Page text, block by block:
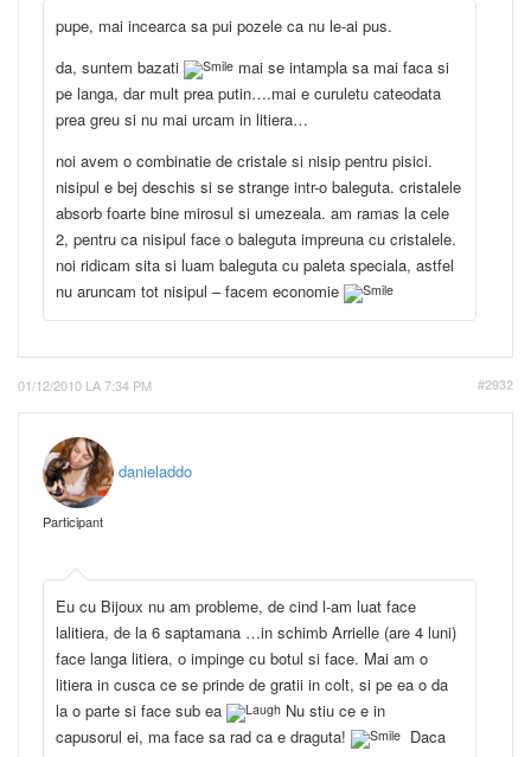
pupe, mai incearca sa pui pozele ca nu le-ai pus.
da, suntem bazati
mai se intampla sa mai faca si
pe langa, dar mult prea putin….mai e curuletu cateodata
prea greu si nu mai urcam in litiera…
noi avem o combinatie de cristale si nisip pentru pisici.
nisipul e bej deschis si se strange intr-o baleguta. cristalele
absorb foarte bine mirosul si umezeala. am ramas la cele
2, pentru ca nisipul face o baleguta impreuna cu cristalele.
noi ridicam sita si luam baleguta cu paleta speciala, astfel
nu aruncam tot nisipul – facem economie
01/12/2010 LA 7:34 PM #2932
danieladdo
Participant
Eu cu Bijoux nu am probleme, de cind l-am luat face
lalitiera, de la 6 saptamana …in schimb Arrielle (are 4 luni)
face langa litiera, o impinge cu botul si face. Mai am o
litiera in cusca ce se prinde de gratii in colt, si pe ea o da
la o parte si face sub ea
Nu stiu ce e in
capusorul ei, ma face sa rad ca e draguta!
Daca